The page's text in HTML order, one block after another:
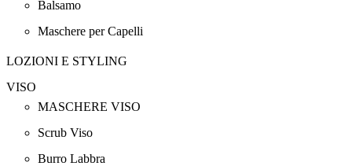
Balsamo
Maschere per Capelli
LOZIONI E STYLING
VISO
MASCHERE VISO
Scrub Viso
Burro Labbra